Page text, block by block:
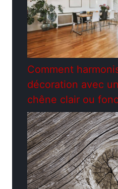
Comment
décoration avec
chêne clair ou